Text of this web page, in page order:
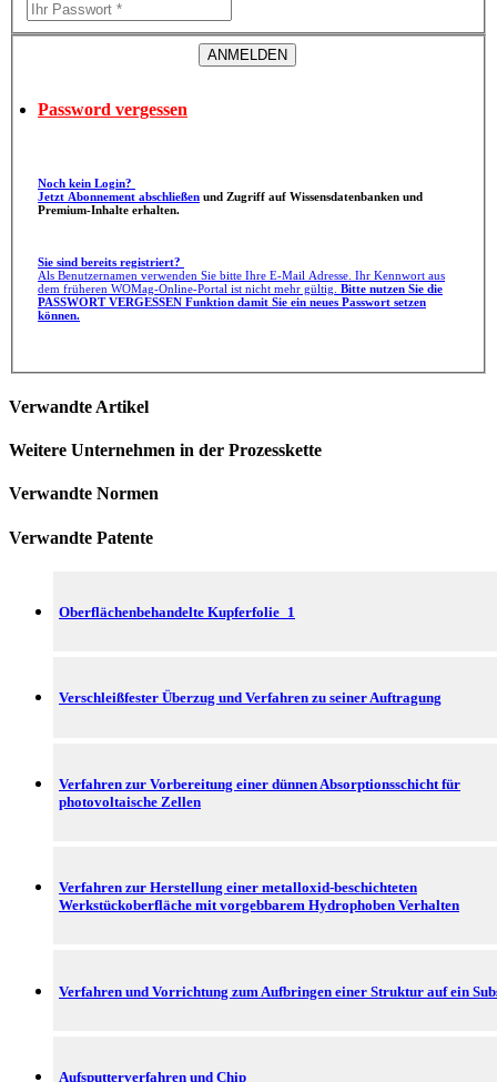
Password vergessen
Noch kein Login?
Jetzt Abonnement abschließen
Premium-Inhalte erhalten.
Sie sind bereits registriert?
Als Benutzernamen verwenden Sie bitte Ihre E-Mail Adresse. Ihr Kennwort aus
dem früheren WOMag-Online-Portal ist nicht mehr gültig. Bitte nutzen Sie die
PASSWORT VERGESSEN Funktion damit Sie ein neues Passwort setzen
können.
Verwandte Artikel
Weitere Unternehmen in der Prozesskette
Verwandte Normen
Verwandte Patente
Oberflächenbehandelte Kupferfolie_1
Verschleißfester Überzug und Verfahren zu seiner Auftragung
Verfahren zur Vorbereitung einer dünnen Absorptionsschicht für
photovoltaische Zellen
Verfahren zur Herstellung einer metalloxid-beschichteten
Werkstückoberfläche mit vorgebbarem Hydrophoben Verhalten
Verfahren und Vorrichtung zum Aufbringen einer Struktur auf ein
Aufsputterverfahren und Chip